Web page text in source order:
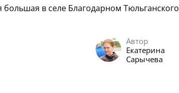
в селе Благодарном Тюльганского
Автор
Екатерина
Сарычева